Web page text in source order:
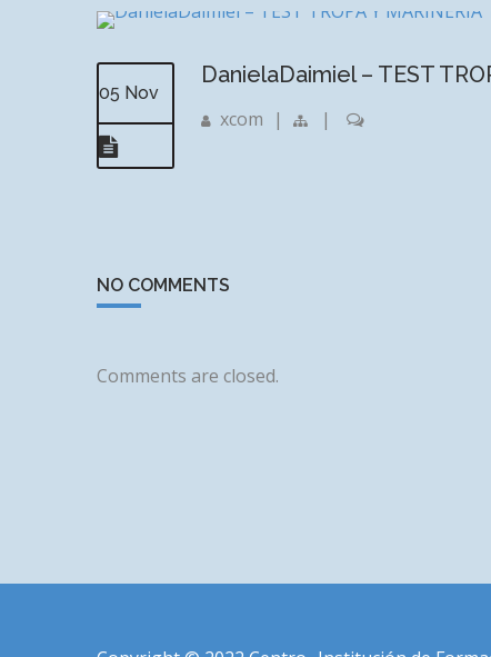
05 Nov
DanielaDaimiel – TEST
xcom | |
NO COMMENTS
Comments are closed.